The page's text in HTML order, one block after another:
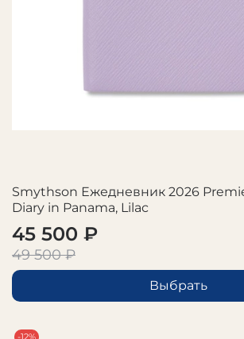
Smythson Ежедневник 2026
Diary in Panama, Lilac
45 500 ₽
49 500 ₽
Выбрать
-12%